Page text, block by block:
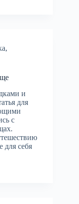
,
и
для
с
для себя